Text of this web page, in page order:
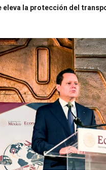
eleva la protección del